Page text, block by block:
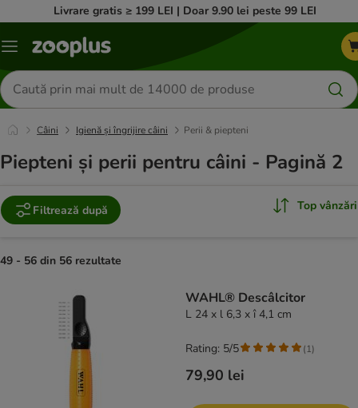
Livrare gratis ≥ 199 LEI | Doar 9.90 lei peste 99 LEI
Categorii
Căutare
produse
Câini Igienă și îngrijire câini Perii & piepteni
Piepteni și perii pentru câini - Pagină 2
Filtrează după Top vânzări
49 - 56 din 56 rezultate
WAHL® Descâlcitor
L 24 x l 6,3 x î 4,1 cm
79,90 lei
Rating: 5/5 (1)